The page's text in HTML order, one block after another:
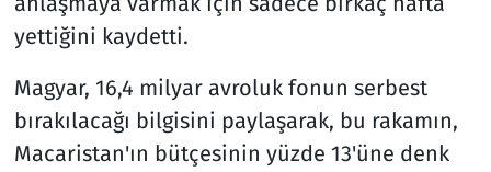
yettiğini kaydetti.
Magyar, 16,4 milyar avroluk fonun serbest
bırakılacağı bilgisini paylaşarak, bu rakamın,
Macaristan'ın bütçesinin yüzde 13'üne denk